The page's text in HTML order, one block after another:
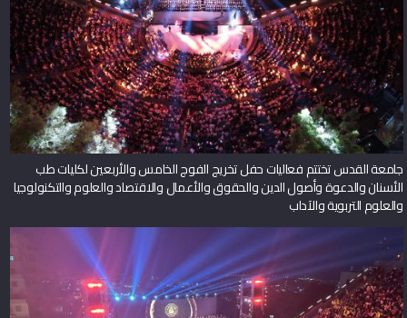
جامعة القدس تختتم فعاليات حفل تخريج الفوج الخامس والأربعين لكليات طب
الأسنان والدعوة وأصول الدين والحقوق والأعمال والاقتصاد والعلوم والتكنولوجيا
والعلوم التربوية والآداب